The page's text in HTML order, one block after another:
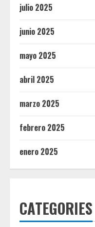
julio 2025
junio 2025
mayo 2025
abril 2025
marzo 2025
febrero 2025
enero 2025
CATEGORIES